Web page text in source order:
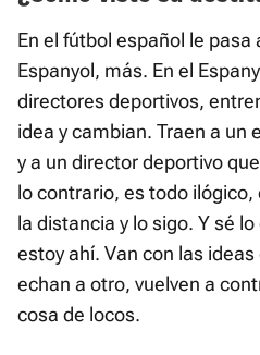
En el fútbol español le pasa
Espanyol, más. En el
directores deportivos,
idea y cambian. Traen a un
y a un director deportivo
lo contrario, es todo ilógico,
la distancia y lo sigo. Y sé
estoy ahí. Van con las
echan a otro, vuelven a
cosa de locos.